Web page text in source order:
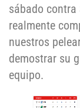
sábado contra
realmente
nuestros
demostrar su
equipo.